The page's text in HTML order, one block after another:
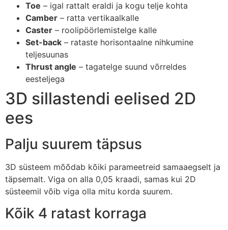
Toe – igal rattalt eraldi ja kogu telje kohta
Camber – ratta vertikaalkalle
Caster – roolipöörlemistelge kalle
Set-back – rataste horisontaalne nihkumine
teljesuunas
Thrust angle – tagatelge suund võrreldes
eesteljega
3D sillastendi eelised 2D
ees
Palju suurem täpsus
3D süsteem mõõdab kõiki parameetreid samaaegselt ja
täpsemalt. Viga on alla 0,05 kraadi, samas kui 2D
süsteemil võib viga olla mitu korda suurem.
Kõik 4 ratast korraga